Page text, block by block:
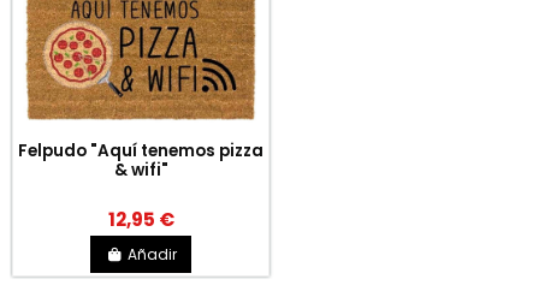
Felpudo "Aquí tenemos pizza
& wifi"
12,95 €
Añadir